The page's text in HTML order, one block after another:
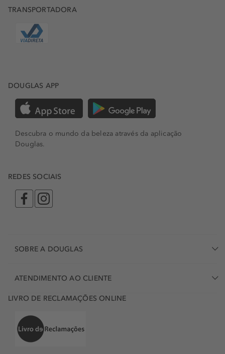
TRANSPORTADORA
DOUGLAS APP
Descubra o mundo da beleza através da aplicação
Douglas.
REDES SOCIAIS
SOBRE A DOUGLAS
ATENDIMENTO AO CLIENTE
LIVRO DE RECLAMAÇÕES ONLINE